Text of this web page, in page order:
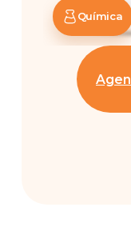
Química